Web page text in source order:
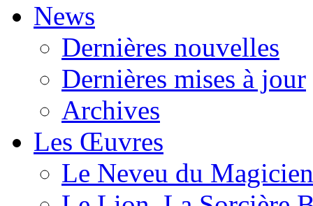
News
Dernières nouvelles
Dernières mises à jour
Archives
Les Œuvres
Le Neveu du Magicien